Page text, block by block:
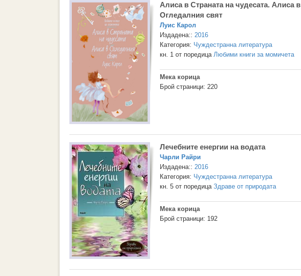
Алиса в Страната на чудесата. Алиса в
Огледалния свят
Луис Карол
Издадена:: 2016
Категория: Чуждестранна литература
кн. 1 от поредица Любими книги за момичета
Мека корица
Брой страници: 220
Лечебните енергии на водата
Чарли Райри
Издадена:: 2016
Категория: Чуждестранна литература
кн. 5 от поредица Здраве от природата
Мека корица
Брой страници: 192